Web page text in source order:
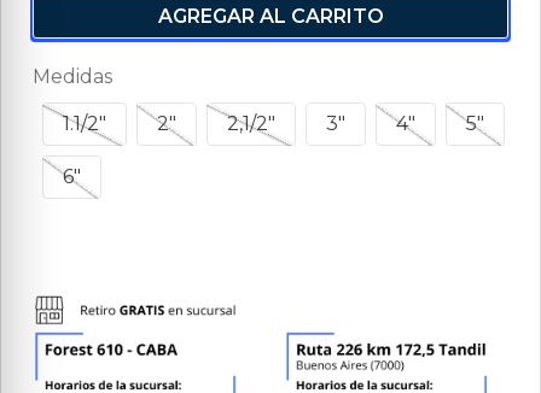
AGREGAR AL CARRITO
Medidas
1.1/2" 2" 2,1/2" 3" 4" 5"
6"